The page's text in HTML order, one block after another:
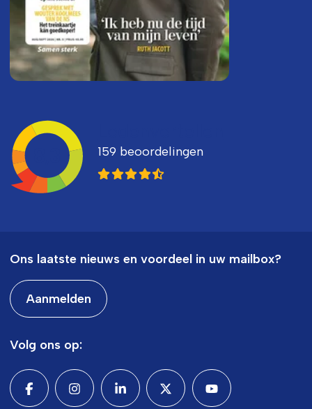
159 beoordelingen
Ons laatste nieuws en voordeel in uw mailbox?
Aanmelden
Volg ons op: